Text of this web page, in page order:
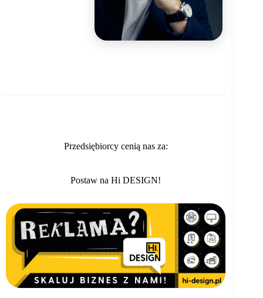
Przedsiębiorcy cenią nas za:
Postaw na Hi DESIGN!